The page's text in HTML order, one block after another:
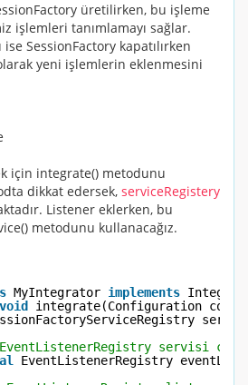
üretilirken, bu işleme
işlemleri tanımlamayı sağlar.
ise SessionFactory kapatılırken
yeni işlemlerin eklenmesini
için integrate() metodunu
dikkat edersek, serviceRegistery
Listener eklerken, bu
metodunu kullanacağız.
MyIntegrator implements
void
integrate(Configuration
servisi
EventListenerRegistry